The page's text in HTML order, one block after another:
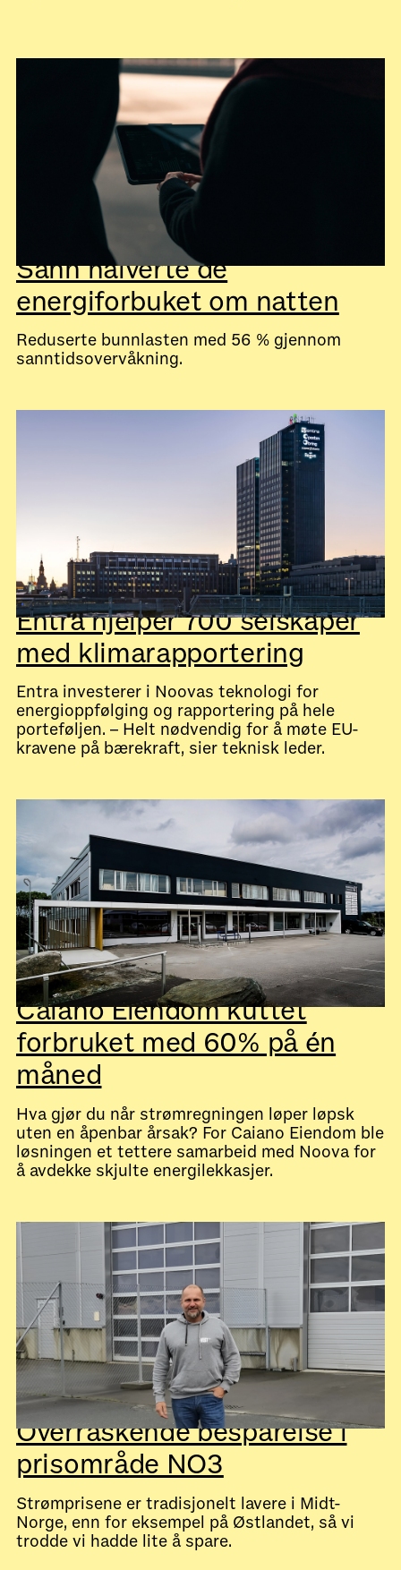
Sånn halverte de
energiforbuket om natten
Reduserte bunnlasten med 56 % gjennom
sanntidsovervåkning.
Entra hjelper 700 selskaper
med klimarapportering
Entra investerer i Noovas teknologi for
energioppfølging og rapportering på hele
porteføljen. – Helt nødvendig for å møte EU-
kravene på bærekraft, sier teknisk leder.
July 28, 2026
Caiano Eiendom kuttet
forbruket med 60% på én
måned
Hva gjør du når strømregningen løper løpsk
uten en åpenbar årsak? For Caiano Eiendom ble
løsningen et tettere samarbeid med Noova for
å avdekke skjulte energilekkasjer.
July 28, 2026
Kundecaser
Overraskende besparelse i
prisområde NO3
Strømprisene er tradisjonelt lavere i Midt-
Norge, enn for eksempel på Østlandet, så vi
trodde vi hadde lite å spare.